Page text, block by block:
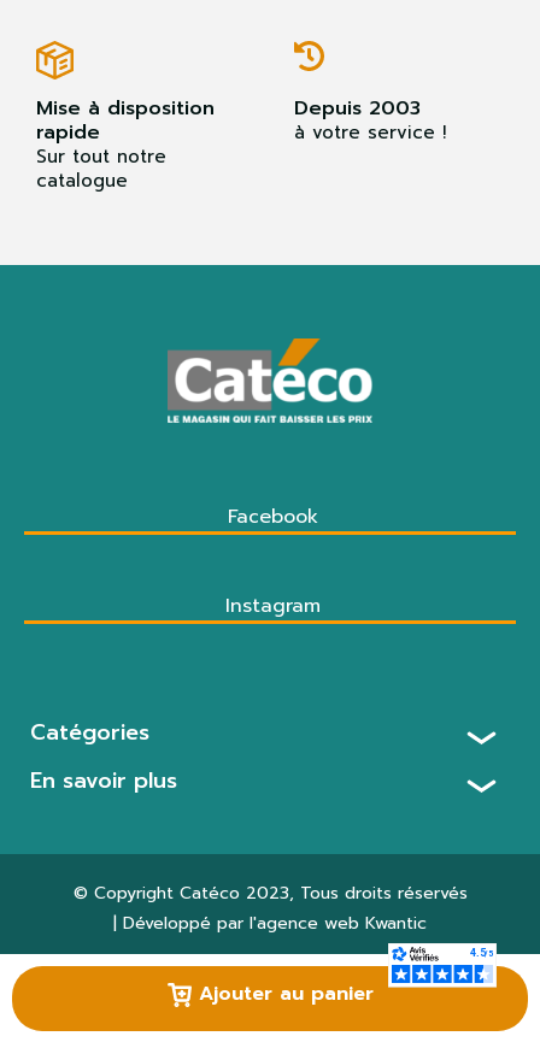
Ajouter au panier
Mise à disposition
rapide
Sur tout notre
catalogue
Depuis 2003
à votre service !
Facebook
Instagram
Catégories
En savoir plus
© Copyright Catéco 2023, Tous droits réservés
| Développé par l'agence web Kwantic
Paramètres des cookies